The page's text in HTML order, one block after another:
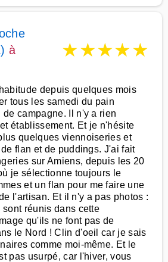
à
★★★★★
depuis quelques mois
tous les samedi du pain
campagne. Il n'y a rien
établissement. Et je n'hésite
quelques viennoiseries et
flan et de puddings. J'ai fait
sur Amiens, depuis les 20
je sélectionne toujours le
et un flan pour me faire une
l'artisan. Et il n'y a pas photos :
sont réunis dans cette
qu'ils ne font pas de
le Nord ! Clin d'oeil car je sais
comme moi-même. Et le
pas usurpé, car l'hiver, vous